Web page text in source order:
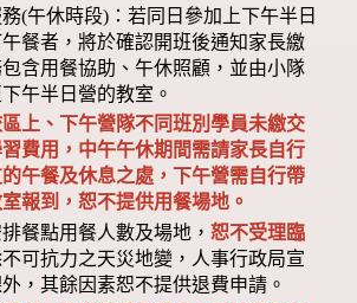
(午休時段)：若同日參加上下午半日
餐者，將於確認開班後通知家長繳
含用餐協助、午休照顧，並由小隊
午半日營的教室。
上、下午營隊不同班別學員未繳交
費用，中午午休期間需請家長自行
午餐及休息之處，下午營需自行帶
報到，恕不提供用餐場地。
餐點用餐人數及場地，恕不受理臨
可抗力之天災地變，人事行政局宣
，其餘因素恕不提供退費申請。